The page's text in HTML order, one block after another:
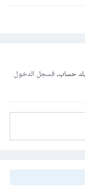
حساب،فسجل الدخول